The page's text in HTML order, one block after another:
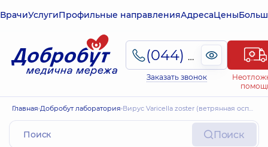
ВрачиУслугиПрофильные направленияАдресаЦены
(044) 495-2-888
Заказать звонок
Главная Добробут лаборатория Вирус Varicella zoster (ветрянная оспа) (антитела Ig G)
Поиск